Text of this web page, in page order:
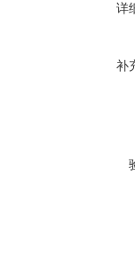
详
补